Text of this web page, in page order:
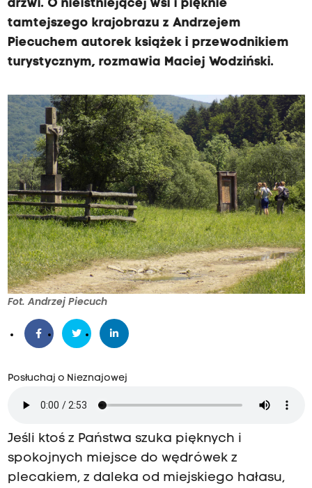
drzwi. O nieistniejącej wsi i pięknie
tamtejszego krajobrazu z Andrzejem
Piecuchem autorek książek i przewodnikiem
turystycznym, rozmawia Maciej Wodziński.
Fot. Andrzej Piecuch
Posłuchaj o Nieznajowej
Jeśli ktoś z Państwa szuka pięknych i
spokojnych miejsce do wędrówek z
plecakiem, z daleka od miejskiego hałasu,